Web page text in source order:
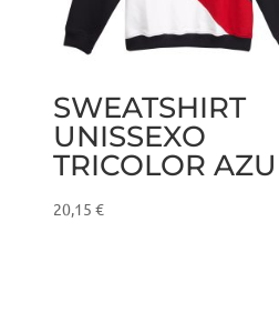
SWEATSHIRT
UNISSEXO
TRICOLOR
20,15€